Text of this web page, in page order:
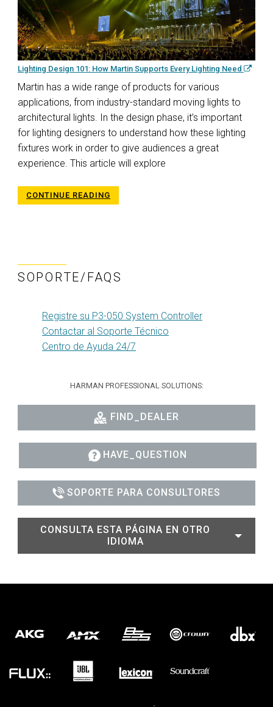
Lighting Design 101: How Martin Supports Every Lighting Need
Martin has a wide range of products for various
applications, from industry-standard moving lights to
architectural lights. In the design phase, it’s important
for lighting designers to understand how these lighting
fixtures work in order to give audiences a great
experience. This article will explore
CONTINUE READING
SOPORTE/FAQS
Registre su P3-050 System Controller
Contactar al Soporte Técnico
Centro de Ayuda 24/7
HARMAN PROFESSIONAL SOLUTIONS:
FIND_DEALER
HAVE_QUESTION
SOPORTE PARA CONSULTORES
CONSULTA ESTA PÁGINA EN OTRO
IDIOMA